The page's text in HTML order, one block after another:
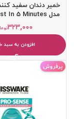
خمیر دندان سفید
میل
۳۲۳,۰۰۰
افزودن به سبد
پرفروش